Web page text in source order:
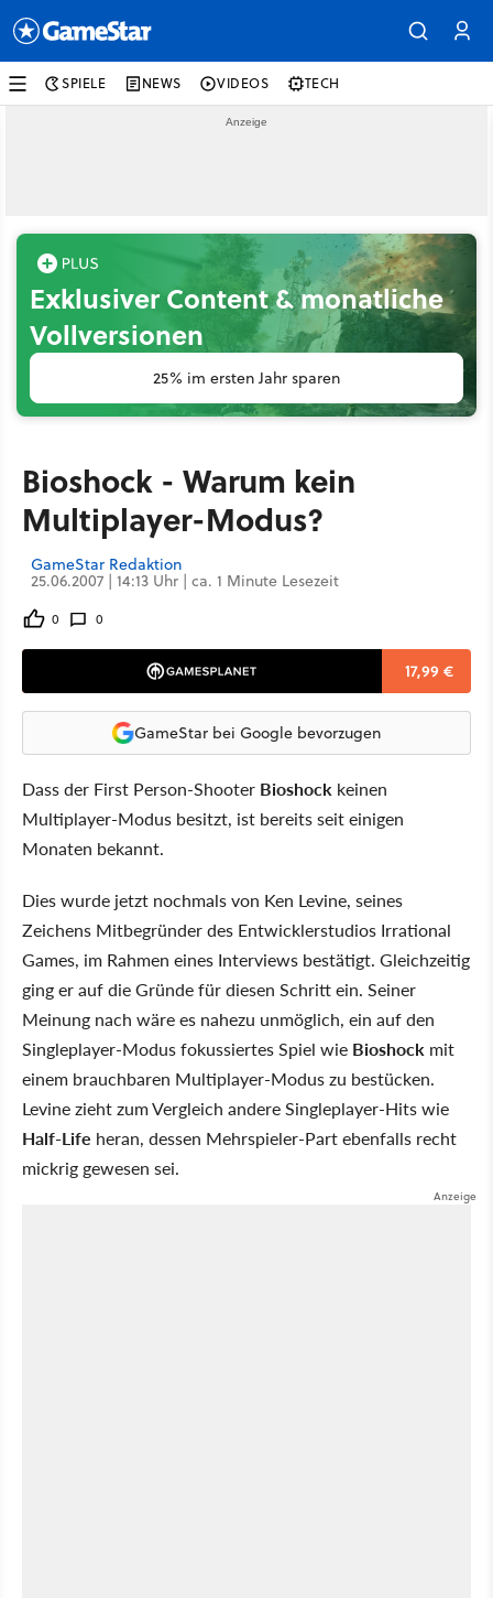
SPIELE NEWS VIDEOS TECH
Exklusiver Content & monatliche
Vollversionen
25% im ersten Jahr sparen
Bioshock - Warum kein
Multiplayer-Modus?
GameStar Redaktion
25.06.2007 | 14:13 Uhr | ca. 1 Minute Lesezeit
0 0
17,99 €
GameStar bei Google bevorzugen
Dass der First Person-Shooter Bioshock keinen
Multiplayer-Modus besitzt, ist bereits seit einigen
Monaten bekannt.
Dies wurde jetzt nochmals von Ken Levine, seines
Zeichens Mitbegründer des Entwicklerstudios Irrational
Games, im Rahmen eines Interviews bestätigt. Gleichzeitig
ging er auf die Gründe für diesen Schritt ein. Seiner
Meinung nach wäre es nahezu unmöglich, ein auf den
Singleplayer-Modus fokussiertes Spiel wie Bioshock mit
einem brauchbaren Multiplayer-Modus zu bestücken.
Levine zieht zum Vergleich andere Singleplayer-Hits wie
Half-Life heran, dessen Mehrspieler-Part ebenfalls recht
mickrig gewesen sei.